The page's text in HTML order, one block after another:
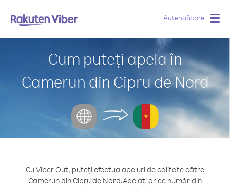
Autentificare
Cum puteți apela în
Camerun din Cipru de Nord
Cu Viber Out, puteți efectua apeluri de calitate către
Camerun din Cipru de Nord.Apelați orice număr din